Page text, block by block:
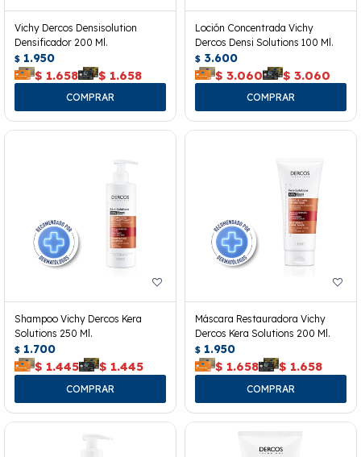
Vichy Dercos Densisolution
Densificador 200 Ml.
$ 1.950
$ 1.658 $ 1.658
Loción Concentrada Vichy
Dercos Densi Solutions 100 Ml.
$ 3.600
$ 3.060 $ 3.060
Shampoo Vichy Dercos Kera
Solutions 250 Ml.
$ 1.700
$ 1.445 $ 1.445
Máscara Restauradora Vichy
Dercos Kera Solutions 200 Ml.
$ 1.950
$ 1.658 $ 1.658